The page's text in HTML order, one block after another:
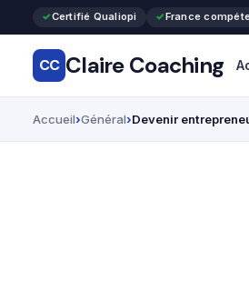
Certifié Qualiopi France
CC Claire Coaching
Accueil Général Devenir